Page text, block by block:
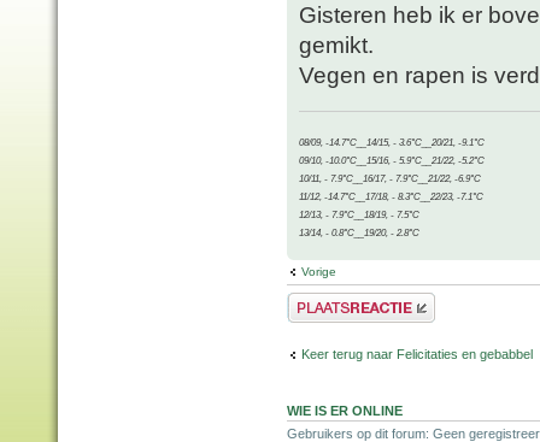
Gisteren heb ik er
gemikt.
Vegen en rapen is
08/09, -14.7°C__14/15, - 3.6°C__20/21, -9.1°C
09/10, -10.0°C__15/16, - 5.9°C__21/22, -5.2°C
10/11, - 7.9°C__16/17, - 7.9°C__21/22, -6.9°C
11/12, -14.7°C__17/18, - 8.3°C__22/23, -7.1°C
12/13, - 7.9°C__18/19, - 7.5°C
13/14, - 0.8°C__19/20, - 2.8°C
Vorige
Plaats een reactie
Keer terug naar Felicitaties en gebabbel
WIE IS ER ONLINE
Gebruikers op dit forum: Geen